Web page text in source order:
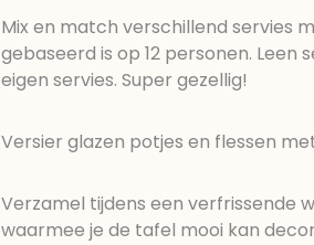
Mix en match verschillend servies
gebaseerd is op 12 personen. Leen
eigen servies. Super gezellig!
Versier glazen potjes en flessen
Verzamel tijdens een verfrissende
waarmee je de tafel mooi kan